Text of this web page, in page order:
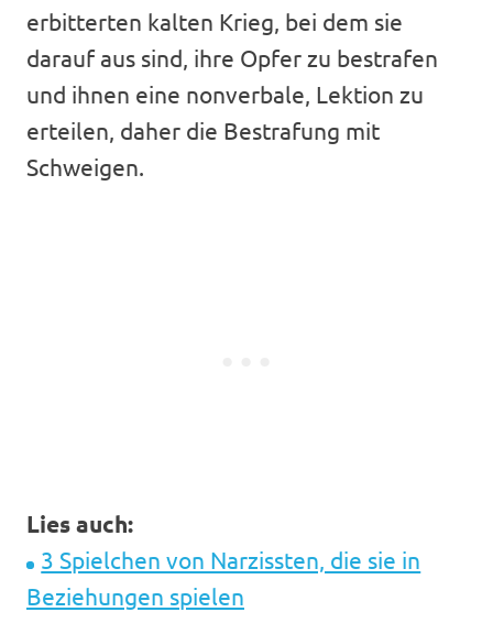
erbitterten kalten Krieg, bei dem sie
darauf aus sind, ihre Opfer zu bestrafen
und ihnen eine nonverbale, Lektion zu
erteilen, daher die Bestrafung mit
Schweigen.
Lies auch:
3 Spielchen von Narzissten, die sie in
Beziehungen spielen